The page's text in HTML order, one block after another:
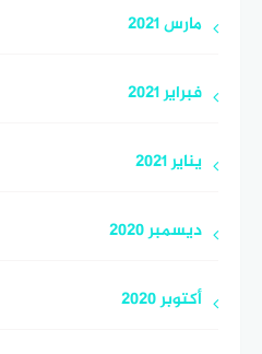
مارس 2021
فبراير 2021
يناير 2021
ديسمبر 2020
أكتوبر 2020